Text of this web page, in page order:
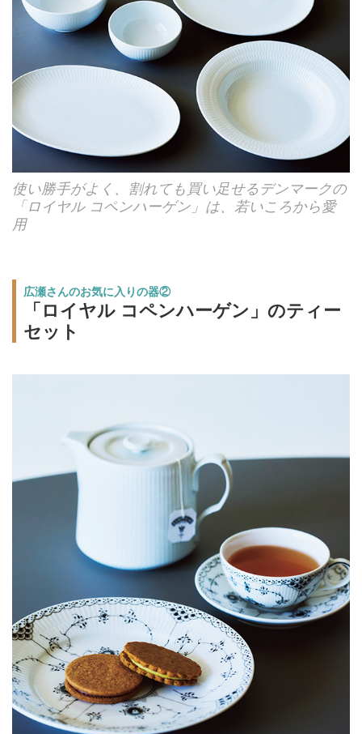
使い勝手がよく、割れても買い足せるデンマークの
「ロイヤル コペンハーゲン」は、若いころから愛
用
広瀬さんのお気に入りの器②
「ロイヤル コペンハーゲン」のティー
セット